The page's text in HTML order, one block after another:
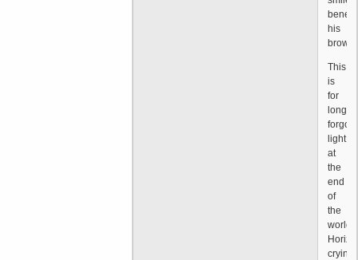
his
brow
This
is
for
long-
light
at
the
end
of
the
world
crying,